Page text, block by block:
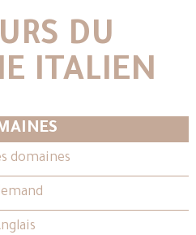
DU
ITALIEN
domaines